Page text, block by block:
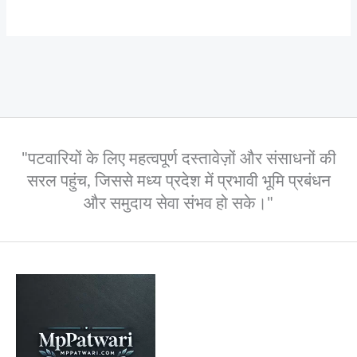
"पटवारियों के लिए महत्वपूर्ण दस्तावेज़ों और संसाधनों की
सरल पहुंच, जिससे मध्य प्रदेश में प्रभावी भूमि प्रबंधन
और समुदाय सेवा संभव हो सके।"